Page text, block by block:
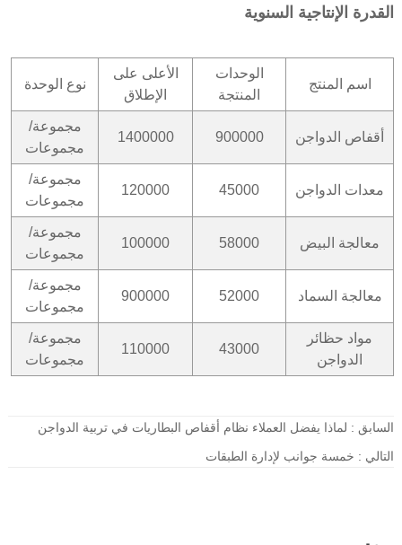
القدرة الإنتاجية السنوية
اسم المنتج
الوحدات
المنتجة
الأعلى على
الإطلاق
نوع الوحدة
أقفاص الدواجن 900000
1400000
مجموعة/
مجموعات
معدات الدواجن 45000
120000
مجموعة/
مجموعات
معالجة البيض 58000
100000
مجموعة/
مجموعات
معالجة السماد 52000
900000
مجموعة/
مجموعات
مواد حظائر
الدواجن
43000
110000
مجموعة/
مجموعات
السابق : لماذا يفضل العملاء نظام أقفاص البطاريات في تربية الدواجن
التالي : خمسة جوانب لإدارة الطبقات